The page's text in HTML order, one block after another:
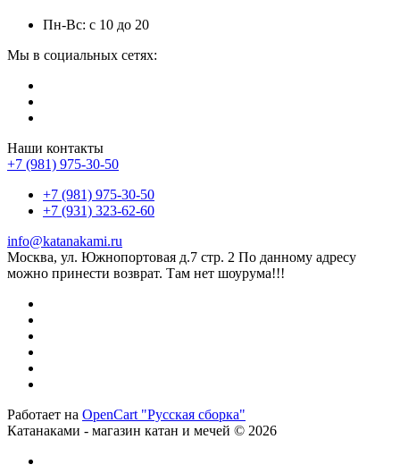
Пн-Вс: с 10 до 20
Мы в социальных сетях:
Наши контакты
+7 (981) 975-30-50
+7 (981) 975-30-50
+7 (931) 323-62-60
info@katanakami.ru
Москва, ул. Южнопортовая д.7 стр. 2 По данному адресу
можно принести возврат. Там нет шоурума!!!
Работает на OpenCart "Русская сборка"
Катанаками - магазин катан и мечей © 2026